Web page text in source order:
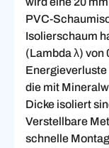
PVC-
Isolierschaum
(Lambda λ) von
die mit
Dicke isoliert
Verstellbare
schnelle